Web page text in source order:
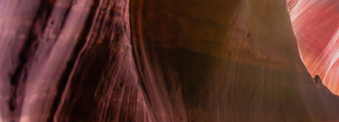
WEBコンテンツ
WEBマーケティング戦略立案